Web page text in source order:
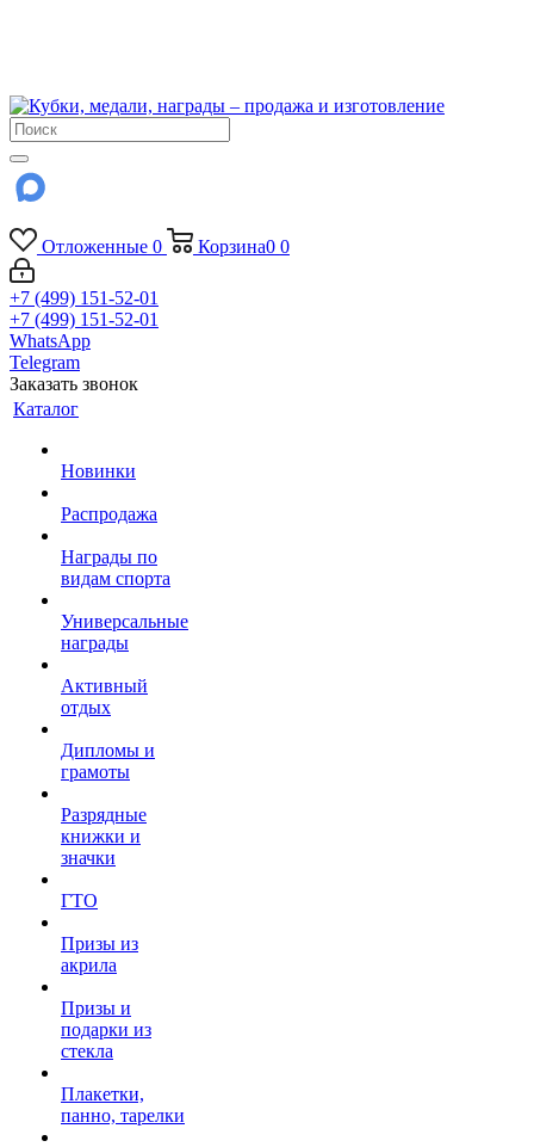
Отложенные 0 Корзина0 0
+7 (499) 151-52-01
+7 (499) 151-52-01
WhatsApp
Telegram
Заказать звонок
Каталог
Новинки
Распродажа
Награды по
видам спорта
Универсальные
награды
Активный
отдых
Дипломы и
грамоты
Разрядные
книжки и
значки
ГТО
Призы из
акрила
Призы и
подарки из
стекла
Плакетки,
панно, тарелки